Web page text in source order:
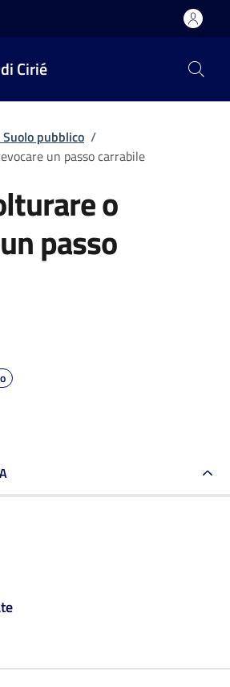
Cirié
pubblico /
un passo carrabile
o
passo